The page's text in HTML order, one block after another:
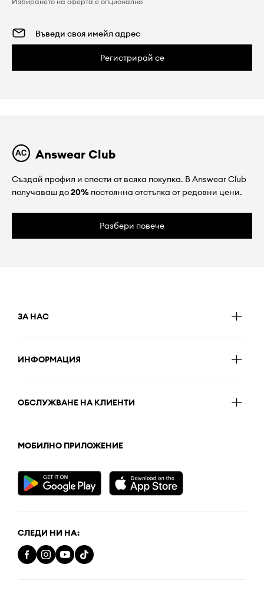
Регистрирай се
Answear Club
Създай профил и спести от всяка покупка. В Answear Club
получаваш до20% постоянна отстъпка от редовни цени.
Разбери повече
ЗА НАС
ИНФОРМАЦИЯ
ОБСЛУЖВАНЕ НА КЛИЕНТИ
МОБИЛНО ПРИЛОЖЕНИЕ
СЛЕДИ НИ НА: